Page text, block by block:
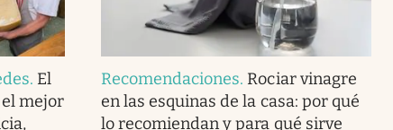
. El
mejor
Recomendaciones. Rociar vinagre
en las esquinas de la casa: por qué
lo recomiendan y para qué sirve